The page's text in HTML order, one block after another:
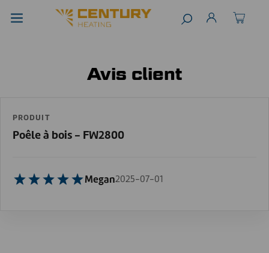
Avis client
PRODUIT
Poêle à bois - FW2800
Megan2025-07-01